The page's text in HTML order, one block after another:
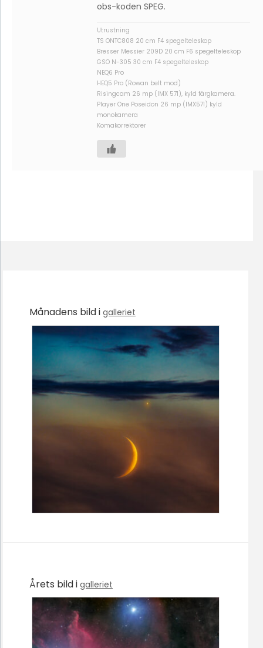
obs-koden SPEG.
Utrustning
TS ONTC808 20 cm F4 spegelteleskop
Bresser Messier 209D 20 cm F6 spegelteleskop
GSO N-305 30 cm F4 spegelteleskop
NEQ6 Pro
HEQ5 Pro (Rowan belt mod)
Risingcam 26 mp (IMX 571), kyld färgkamera.
Player One Poseidon 26 mp (IMX571) kyld
monokamera
Komakorrektorer
Månadens bild i galleriet
Årets bild i galleriet